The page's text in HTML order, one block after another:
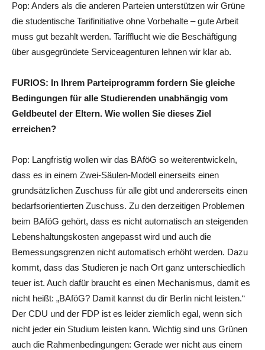
Pop: Anders als die anderen Parteien unterstützen wir Grüne
die studentische Tarifinitiative ohne Vorbehalte – gute Arbeit
muss gut bezahlt werden. Tarifflucht wie die Beschäftigung
über ausgegründete Serviceagenturen lehnen wir klar ab.
FURIOS: In Ihrem Parteiprogramm fordern Sie gleiche
Bedingungen für alle Studierenden unabhängig vom
Geldbeutel der Eltern. Wie wollen Sie dieses Ziel
erreichen?
Pop: Langfristig wollen wir das BAföG so weiterentwickeln,
dass es in einem Zwei-Säulen-Modell einerseits einen
grundsätzlichen Zuschuss für alle gibt und andererseits einen
bedarfsorientierten Zuschuss. Zu den derzeitigen Problemen
beim BAföG gehört, dass es nicht automatisch an steigenden
Lebenshaltungskosten angepasst wird und auch die
Bemessungsgrenzen nicht automatisch erhöht werden. Dazu
kommt, dass das Studieren je nach Ort ganz unterschiedlich
teuer ist. Auch dafür braucht es einen Mechanismus, damit es
nicht heißt: „BAföG? Damit kannst du dir Berlin nicht leisten.“
Der CDU und der FDP ist es leider ziemlich egal, wenn sich
nicht jeder ein Studium leisten kann. Wichtig sind uns Grünen
auch die Rahmenbedingungen: Gerade wer nicht aus einem